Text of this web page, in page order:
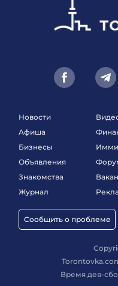
Новости
Афиша
Бизнесы
Объявления
Знакомства
Журнал
Сообщить о проблеме
Время дев-